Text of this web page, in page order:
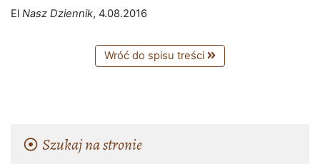
El Nasz Dziennik, 4.08.2016
Wróć do spisu treści
Szukaj na stronie